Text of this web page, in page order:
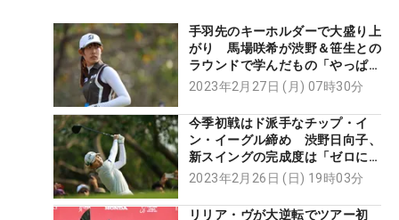
手羽先のキーホルダーで大盛り上
がり 馬場咲希が渋野＆笹生との
ラウンドで学んだもの「やっぱり
チャンピオンだな」
2023年2月27日 (月) 07時30分
今季初戦はド派手なチップ・イ
ン・イーグル締め 渋野日向子、
新スイングの完成度は「ゼロに近
い」
2023年2月26日 (日) 19時03分
リリア・ヴが大逆転でツアー初